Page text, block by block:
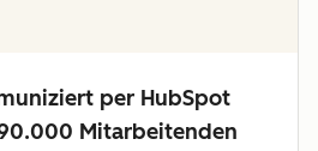
per HubSpot
Mitarbeitenden